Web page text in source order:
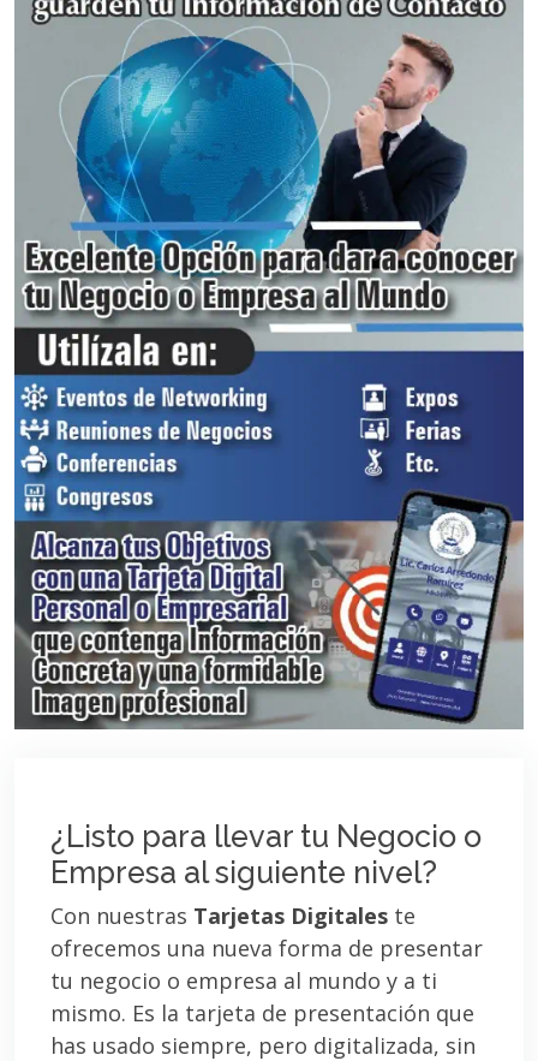
¿Listo para llevar tu Negocio o
Empresa al siguiente nivel?
Con nuestras Tarjetas Digitales te
ofrecemos una nueva forma de presentar
tu negocio o empresa al mundo y a ti
mismo. Es la tarjeta de presentación que
has usado siempre, pero digitalizada, sin